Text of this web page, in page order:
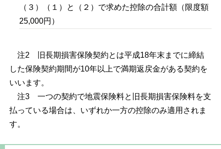
（３）（１）と（２）で求めた控除の合計額（限度額
25,000円）
注2 旧長期損害保険契約とは平成18年末までに締結
した保険契約期間が10年以上で満期返戻金がある契約を
いいます。
注3 一つの契約で地震保険料と旧長期損害保険料を支
払っている場合は、いずれか一方の控除のみ適用されま
す。